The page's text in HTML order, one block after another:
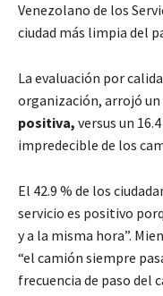
Venezolano de los
ciudad más limpia del
La evaluación por
organización, arrojó
positiva, versus un
impredecible de los
El 42.9 % de los
servicio es positivo
y a la misma hora”.
“el camión siempre
frecuencia de paso del